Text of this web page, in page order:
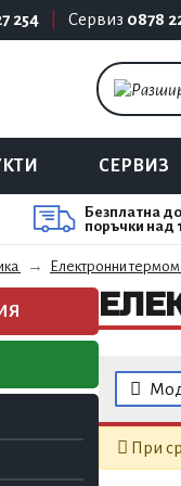
254 Сервиз 0878
СЕРВИЗ
Безплатна
поръчки над
Електронни
При